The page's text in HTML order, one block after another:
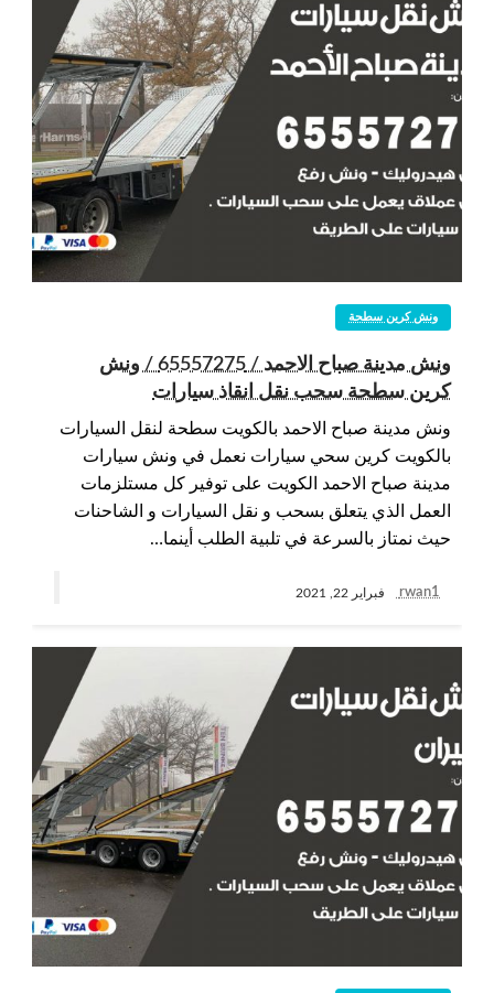
ونش كرين سطحة
ونش مدينة صباح الاحمد / 65557275 / ونش
كرين سطحة سحب نقل انقاذ سيارات
ونش مدينة صباح الاحمد بالكويت سطحة لنقل السيارات
بالكويت كرين سحي سيارات نعمل في ونش سيارات
مدينة صباح الاحمد الكويت على توفير كل مستلزمات
العمل الذي يتعلق بسحب و نقل السيارات و الشاحنات
حيث نمتاز بالسرعة في تلبية الطلب أينما…
rwan1 فبراير 22, 2021